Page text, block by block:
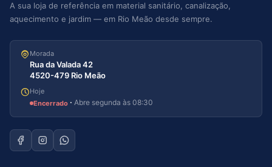
A sua loja de referência em material sanitário, canalização,
aquecimento e jardim — em Rio Meão desde sempre.
Morada
Rua da Valada 42
4520-479 Rio Meão
Hoje
Encerrado · Abre segunda às 08:30